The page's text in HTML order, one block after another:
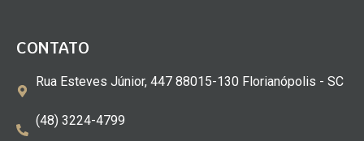
CONTATO
Rua Esteves Júnior, 447 88015-130 Florianópolis - SC
(48) 3224-4799